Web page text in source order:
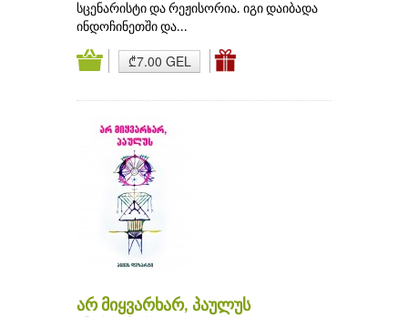
სცენარისტი და რეჟისორია. იგი დაიბადა
ინდოჩინეთში და...
₾7.00 GEL
არ მიყვარხარ, პაულუს